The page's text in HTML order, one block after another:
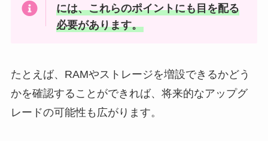
には、これらのポイントにも目を配る
必要があります。
たとえば、RAMやストレージを増設できるかどう
かを確認することができれば、将来的なアップグ
レードの可能性も広がります。